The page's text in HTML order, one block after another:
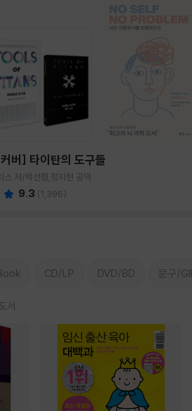
버] 타이탄의 도구들
스 저/박선령,정지현 공역
9.3 (1,396)
CD/LP DVD/BD 문구/
서